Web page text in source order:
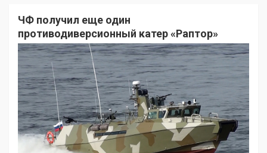
ЧФ получил еще один
противодиверсионный катер «Раптор»